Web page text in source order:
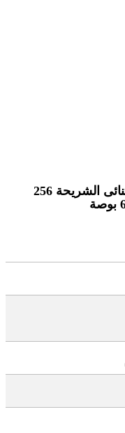
موبايل انفينكس نوت 50s بلاس 5G ثنائى الشريحة 256